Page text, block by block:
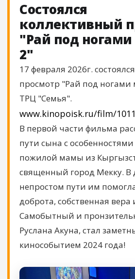
Cостоялся
коллективный
"Рай под
2"
17 февраля 2026г.
просмотр "Рай под ногами
ТРЦ "Семья".
www.kinopoisk.ru/film/
В первой части фильма
пути сына с
пожилой мамы из
священный город Мекку. В
непростом пути им
доброта, собственная вера
Самобытный и
Руслана Акуна, стал
кинособытием 2024 года!